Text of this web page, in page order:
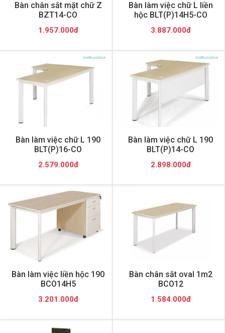
Bàn chân sắt mặt chữ Z
BZT14-CO
1.957.000đ
Bàn làm việc chữ L liền
hộc BLT(P)14H5-CO
3.887.000đ
Bàn làm việc chữ L 190
BLT(P)16-CO
2.579.000đ
Bàn làm việc chữ L 190
BLT(P)14-CO
2.898.000đ
Bàn làm việc liền hộc 190
BCO14H5
3.201.000đ
Bàn chân sắt oval 1m2
BCO12
1.584.000đ